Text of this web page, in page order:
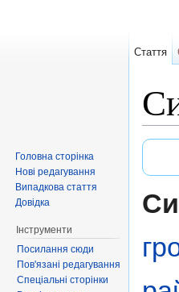
Стаття
Головна сторінка
Нові редагування
Випадкова стаття
Довідка
Інструменти
Посилання сюди
Пов'язані редагування
Спеціальні сторінки